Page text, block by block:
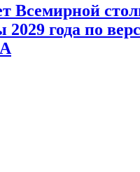
Всемирной
2029 года по